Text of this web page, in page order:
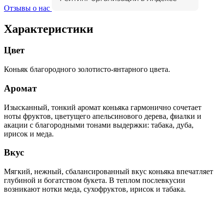
Отзывы о нас
Характеристики
Цвет
Коньяк благородного золотисто-янтарного цвета.
Аромат
Изысканный, тонкий аромат коньяка гармонично сочетает
ноты фруктов, цветущего апельсинового дерева, фиалки и
акации с благородными тонами выдержки: табака, дуба,
ирисок и меда.
Вкус
Мягкий, нежный, сбалансированный вкус коньяка впечатляет
глубиной и богатством букета. В теплом послевкусии
возникают нотки меда, сухофруктов, ирисок и табака.